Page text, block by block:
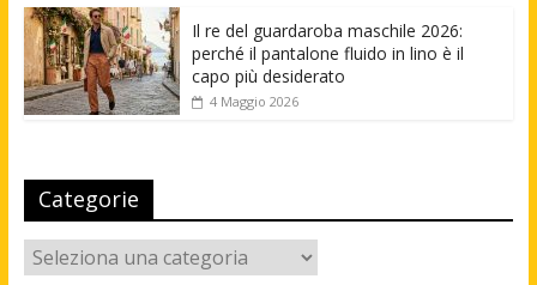
Il re del guardaroba maschile 2026:
perché il pantalone fluido in lino è il
capo più desiderato
4 Maggio 2026
Categorie
Categorie